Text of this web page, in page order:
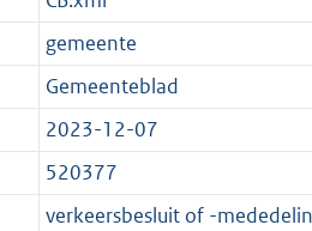
gemeente
Gemeenteblad
2023-12-07
520377
verkeersbesluit of -